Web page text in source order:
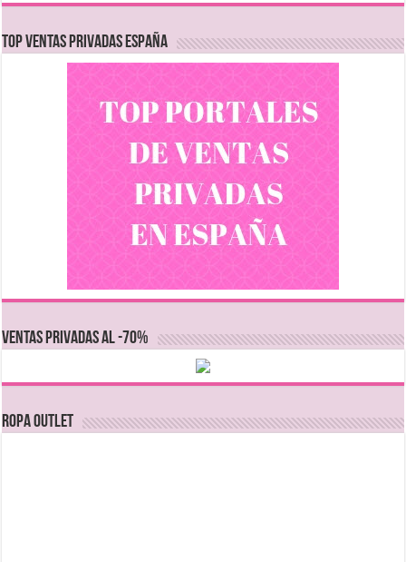
TOP VENTAS PRIVADAS ESPAÑA
VENTAS PRIVADAS AL -70%
Ropa Outlet